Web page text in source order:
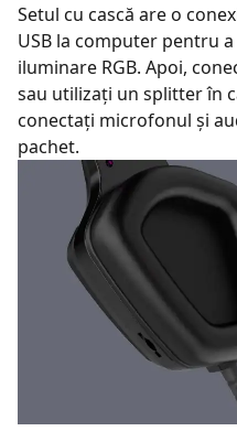
Setul cu cască are o
USB la computer pentru
iluminare RGB. Apoi,
sau utilizați un splitter în
conectați microfonul și
pachet.